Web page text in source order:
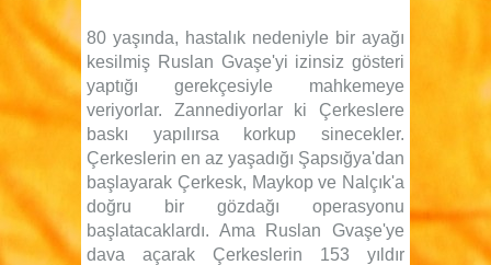
80 yaşında, hastalık nedeniyle bir ayağı
kesilmiş Ruslan Gvaşe'yi izinsiz gösteri
yaptığı gerekçesiyle mahkemeye
veriyorlar. Zannediyorlar ki Çerkeslere
baskı yapılırsa korkup sinecekler.
Çerkeslerin en az yaşadığı Şapsığya'dan
başlayarak Çerkesk, Maykop ve Nalçık'a
doğru bir gözdağı operasyonu
başlatacaklardı. Ama Ruslan Gvaşe'ye
dava açarak Çerkeslerin 153 yıldır